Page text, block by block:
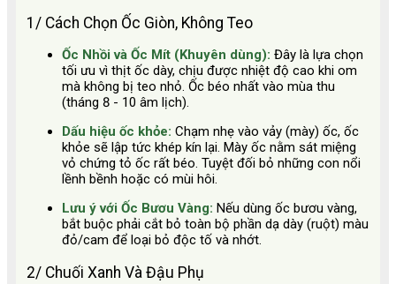
1/ Cách Chọn Ốc Giòn, Không Teo
Ốc Nhồi và Ốc Mít (Khuyên dùng): Đây là lựa chọn
tối ưu vì thịt ốc dày, chịu được nhiệt độ cao khi om
mà không bị teo nhỏ. Ốc béo nhất vào mùa thu
(tháng 8 - 10 âm lịch).
Dấu hiệu ốc khỏe: Chạm nhẹ vào vảy (mày) ốc, ốc
khỏe sẽ lập tức khép kín lại. Mày ốc nằm sát miệng
vỏ chứng tỏ ốc rất béo. Tuyệt đối bỏ những con nổi
lềnh bềnh hoặc có mùi hôi.
Lưu ý với Ốc Bươu Vàng: Nếu dùng ốc bươu vàng,
bắt buộc phải cắt bỏ toàn bộ phần dạ dày (ruột) màu
đỏ/cam để loại bỏ độc tố và nhớt.
2/ Chuối Xanh Và Đậu Phụ